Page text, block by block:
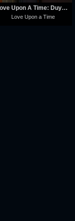
Love Upon A Time: Duyên Kiếp Bên Người
Love Upon a Time